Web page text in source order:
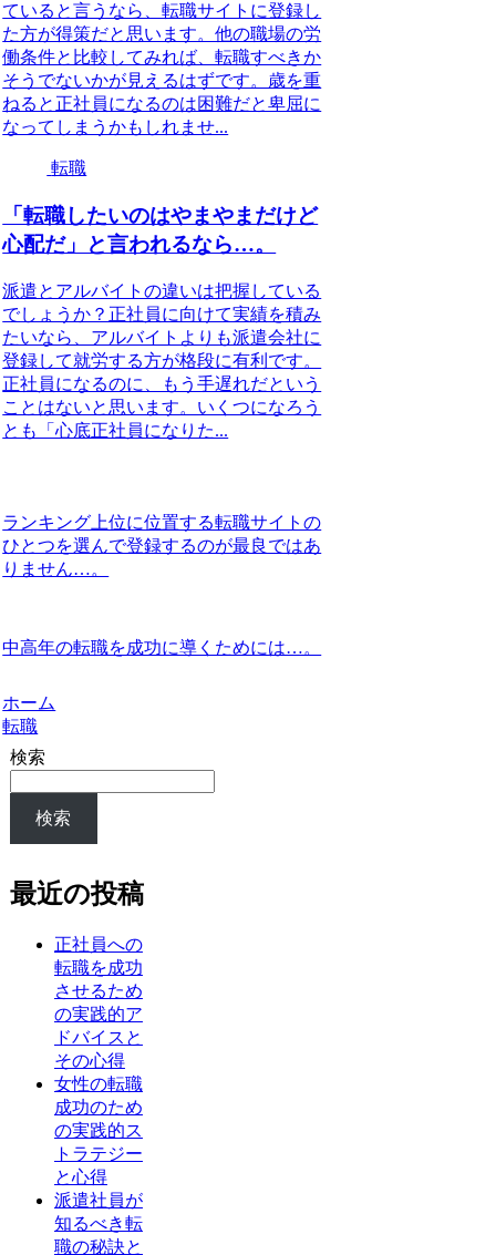
ていると言うなら、転職サイトに登録し
た方が得策だと思います。他の職場の労
働条件と比較してみれば、転職すべきか
そうでないかが見えるはずです。歳を重
ねると正社員になるのは困難だと卑屈に
なってしまうかもしれませ...
転職
「転職したいのはやまやまだけど
心配だ」と言われるなら…。
派遣とアルバイトの違いは把握している
でしょうか？正社員に向けて実績を積み
たいなら、アルバイトよりも派遣会社に
登録して就労する方が格段に有利です。
正社員になるのに、もう手遅れだという
ことはないと思います。いくつになろう
とも「心底正社員になりた...
ランキング上位に位置する転職サイトの
ひとつを選んで登録するのが最良ではあ
りません…。
中高年の転職を成功に導くためには…。
ホーム
転職
検索
検索
最近の投稿
正社員への
転職を成功
させるため
の実践的ア
ドバイスと
その心得
女性の転職
成功のため
の実践的ス
トラテジー
と心得
派遣社員が
知るべき転
職の秘訣と